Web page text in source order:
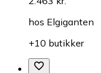
hos Elgiganten
+10 butikker